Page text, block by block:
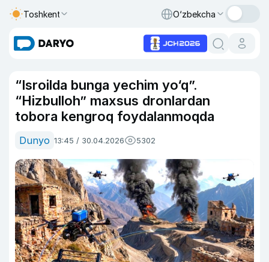
Toshkent O‘zbekcha
“Isroilda bunga yechim yo‘q”.
“Hizbulloh” maxsus dronlardan
tobora kengroq foydalanmoqda
Dunyo 13:45 / 30.04.2026 5302